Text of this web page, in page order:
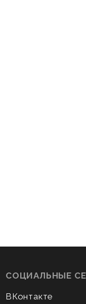
СОЦИАЛЬНЫЕ
ВКонтакте